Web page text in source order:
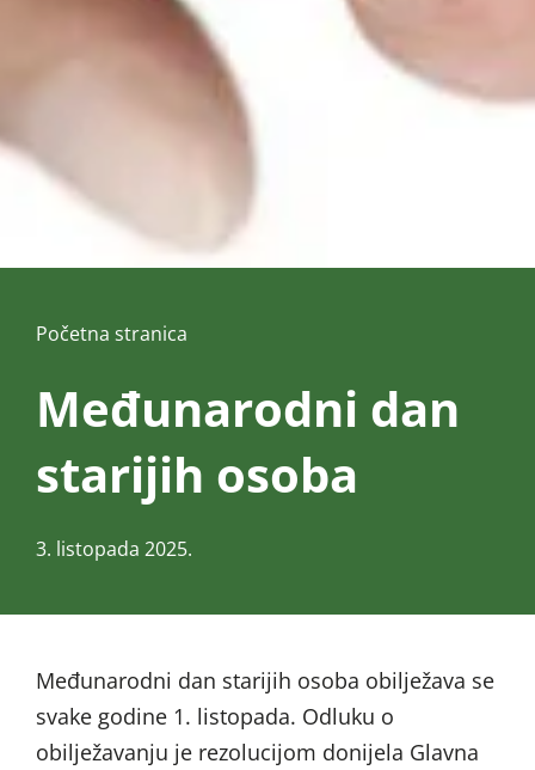
Početna stranica
Međunarodni dan
starijih osoba
3. listopada 2025.
Međunarodni dan starijih osoba obilježava se
svake godine 1. listopada. Odluku o
obilježavanju je rezolucijom donijela Glavna